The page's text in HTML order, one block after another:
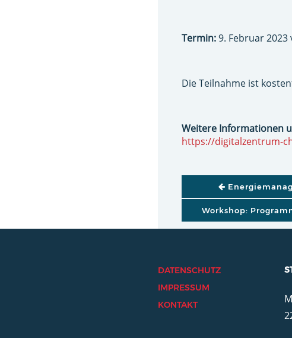
Termin:9. Februar 2023
Die Teilnahme ist
Weitere Informationen
https://digitalzentrum-
Workshop:
DATENSCHUTZ
IMPRESSUM
KONTAKT